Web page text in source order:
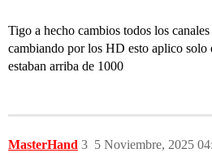
Tigo a hecho cambios todos los
cambiando por los HD esto aplico solo
estaban arriba de 1000
MasterHand 5 Noviembre, 2025
3